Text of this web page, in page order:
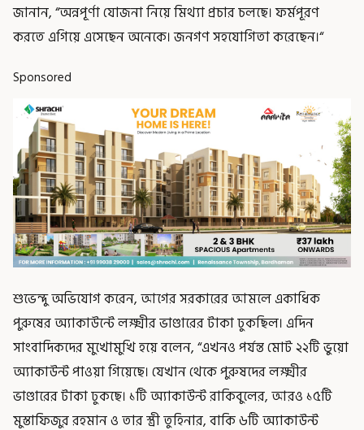
জানান, “অন্নপূর্ণা যোজনা নিয়ে মিথ্যা প্রচার চলছে। ফর্মপূরণ
করতে এগিয়ে এসেছেন অনেকে। জনগণ সহযোগিতা করেছেন।“
Sponsored
শুভেন্দু অভিযোগ করেন, আগের সরকারের আমলে একাধিক
পুরুষের অ্যাকাউন্টে লক্ষ্মীর ভাণ্ডারের টাকা ঢুকছিল। এদিন
সাংবাদিকদের মুখোমুখি হয়ে বলেন, “এখনও পর্যন্ত মোট ২২টি ভুয়ো
অ্যাকাউন্ট পাওয়া গিয়েছে। যেখান থেকে পুরুষদের লক্ষ্মীর
ভাণ্ডারের টাকা ঢুকছে। ১টি অ্যাকাউন্ট রাকিবুলের, আরও ১৫টি
মুস্তাফিজুর রহমান ও তার স্ত্রী তুহিনার, বাকি ৬টি অ্যাকাউন্ট